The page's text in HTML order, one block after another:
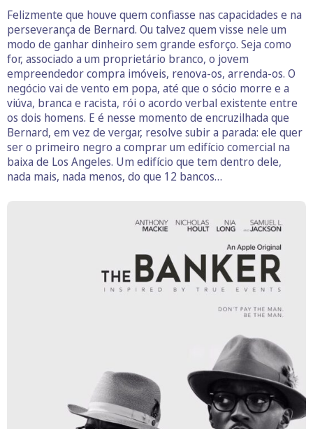
Felizmente que houve quem confiasse nas capacidades e na
perseverança de Bernard. Ou talvez quem visse nele um
modo de ganhar dinheiro sem grande esforço. Seja como
for, associado a um proprietário branco, o jovem
empreendedor compra imóveis, renova-os, arrenda-os. O
negócio vai de vento em popa, até que o sócio morre e a
viúva, branca e racista, rói o acordo verbal existente entre
os dois homens. E é nesse momento de encruzilhada que
Bernard, em vez de vergar, resolve subir a parada: ele quer
ser o primeiro negro a comprar um edifício comercial na
baixa de Los Angeles. Um edifício que tem dentro dele,
nada mais, nada menos, do que 12 bancos…